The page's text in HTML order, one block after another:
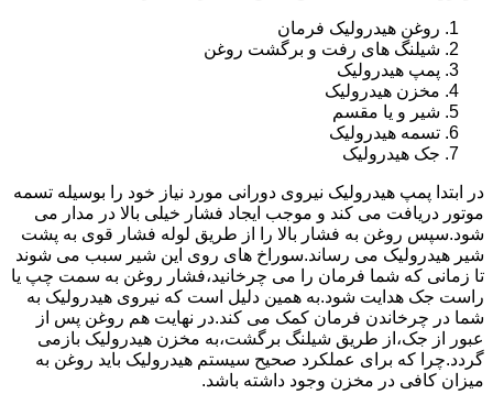
روغن هیدرولیک فرمان
شیلنگ های رفت و برگشت روغن
پمپ هیدرولیک
مخزن هیدرولیک
شیر و یا مقسم
تسمه هیدرولیک
جک هیدرولیک
در ابتدا پمپ هیدرولیک نیروی دورانی مورد نیاز خود را بوسیله تسمه
موتور دریافت می کند و موجب ایجاد فشار خیلی بالا در مدار می
شود.سپس روغن به فشار بالا را از طریق لوله فشار قوی به پشت
شیر هیدرولیک می رساند.سوراخ های روی این شیر سبب می شوند
تا زمانی که شما فرمان را می چرخانید،فشار روغن به سمت چپ یا
راست جک هدایت شود.به همین دلیل است که نیروی هیدرولیک به
شما در چرخاندن فرمان کمک می کند.در نهایت هم روغن پس از
عبور از جک،از طریق شیلنگ برگشت،به مخزن هیدرولیک بازمی
گردد.چرا که برای عملکرد صحیح سیستم هیدرولیک باید روغن به
میزان کافی در مخزن وجود داشته باشد.